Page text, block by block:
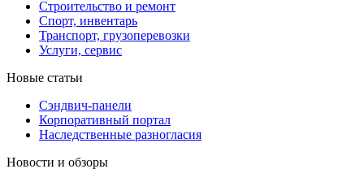
Строительство и ремонт
Cпорт, инвентарь
Транспорт, грузоперевозки
Услуги, сервис
Новые статьи
Сэндвич-панели
Корпоративный портал
Наследственные разногласия
Новости и обзоры